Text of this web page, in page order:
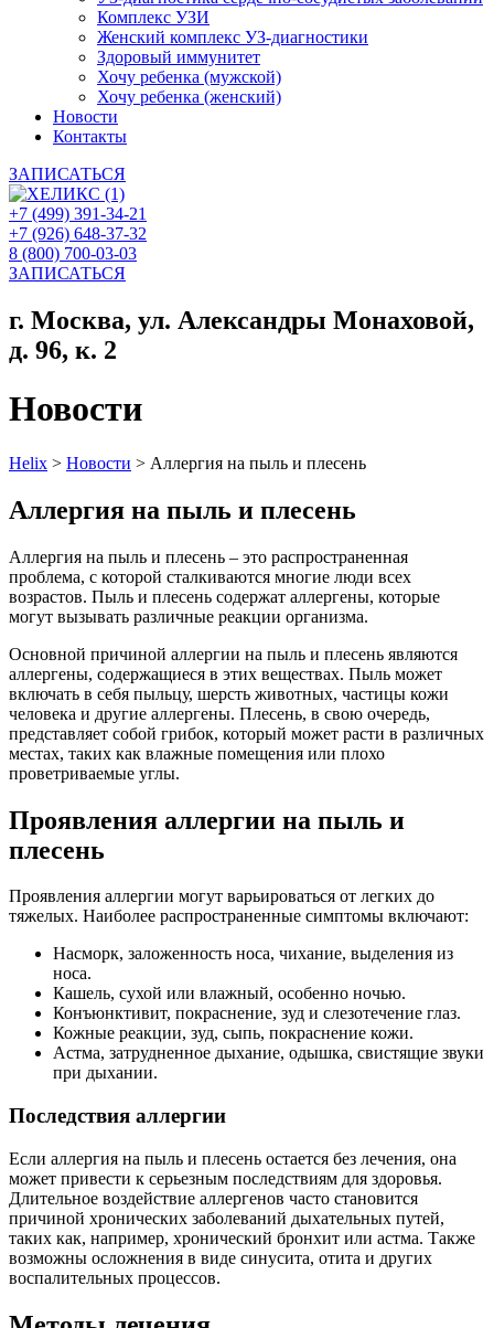
Комплекс УЗИ
Женский комплекс УЗ-диагностики
Здоровый иммунитет
Хочу ребенка (мужской)
Хочу ребенка (женский)
Новости
Контакты
ЗАПИСАТЬСЯ
+7 (499) 391-34-21
+7 (926) 648-37-32
8 (800) 700-03-03
ЗАПИСАТЬСЯ
г. Москва, ул. Александры Монаховой,
д. 96, к. 2
Новости
Helix > Новости > Аллергия на пыль и плесень
Аллергия на пыль и плесень
Аллергия на пыль и плесень – это распространенная
проблема, с которой сталкиваются многие люди всех
возрастов. Пыль и плесень содержат аллергены, которые
могут вызывать различные реакции организма.
Основной причиной аллергии на пыль и плесень являются
аллергены, содержащиеся в этих веществах. Пыль может
включать в себя пыльцу, шерсть животных, частицы кожи
человека и другие аллергены. Плесень, в свою очередь,
представляет собой грибок, который может расти в различных
местах, таких как влажные помещения или плохо
проветриваемые углы.
Проявления аллергии на пыль и
плесень
Проявления аллергии могут варьироваться от легких до
тяжелых. Наиболее распространенные симптомы включают:
Насморк, заложенность носа, чихание, выделения из
носа.
Кашель, сухой или влажный, особенно ночью.
Конъюнктивит, покраснение, зуд и слезотечение глаз.
Кожные реакции, зуд, сыпь, покраснение кожи.
Астма, затрудненное дыхание, одышка, свистящие звуки
при дыхании.
Последствия аллергии
Если аллергия на пыль и плесень остается без лечения, она
может привести к серьезным последствиям для здоровья.
Длительное воздействие аллергенов часто становится
причиной хронических заболеваний дыхательных путей,
таких как, например, хронический бронхит или астма. Также
возможны осложнения в виде синусита, отита и других
воспалительных процессов.